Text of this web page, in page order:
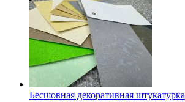
Бесшовная декоративная штукатурка